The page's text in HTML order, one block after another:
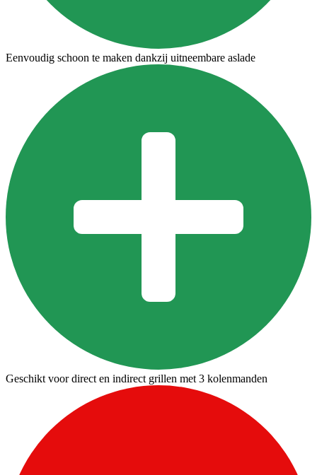
Eenvoudig schoon te maken dankzij uitneembare aslade
Geschikt voor direct en indirect grillen met 3 kolenmanden